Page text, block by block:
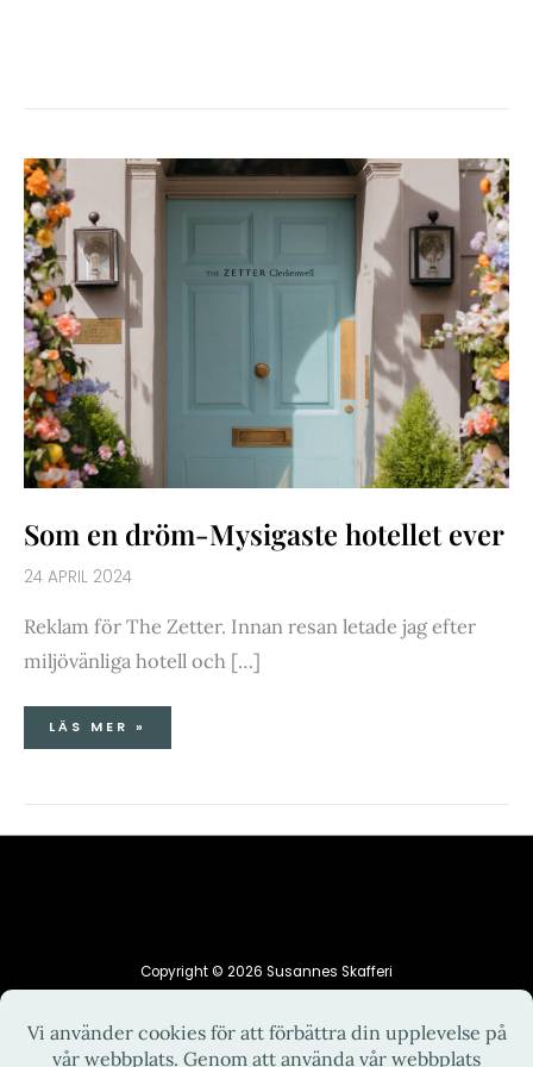
Som en dröm-Mysigaste hotellet ever
24 APRIL 2024
Reklam för The Zetter. Innan resan letade jag efter
miljövänliga hotell och […]
SOM
EN
DRÖM-
MYSIGASTE
HOTELLET
EVER
LÄS MER »
Copyright © 2026 Susannes Skafferi
HEM INTEGRITETSPOLICY
KONTAKT